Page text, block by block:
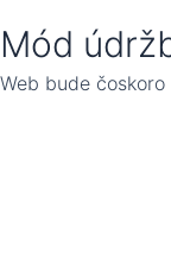
Mód
Web bude